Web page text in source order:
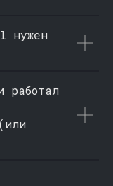
нужен
работал